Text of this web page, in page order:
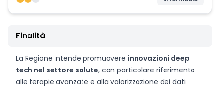
Finalità
La Regione intende promuovere innovazioni deep
tech nel settore salute, con particolare riferimento
alle terapie avanzate e alla valorizzazione dei dati